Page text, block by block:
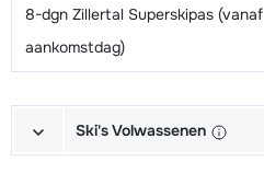
8-dgn Zillertal Superskipas (vanaf
aankomstdag)
Ski's Volwassenen